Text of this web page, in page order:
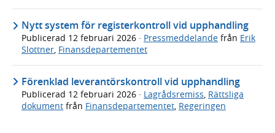
Nytt system för registerkontroll vid upphandling
Publicerad 12 februari 2026 · Pressmeddelande från Erik
Slottner, Finansdepartementet
Förenklad leverantörskontroll vid upphandling
Publicerad 12 februari 2026 · Lagrådsremiss, Rättsliga
dokument från Finansdepartementet, Regeringen